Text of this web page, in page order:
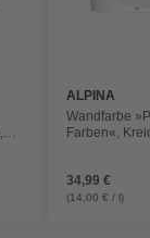
ALPINA
Wandfarbe
Farben«,
34,99 €
(14,00 € / l)